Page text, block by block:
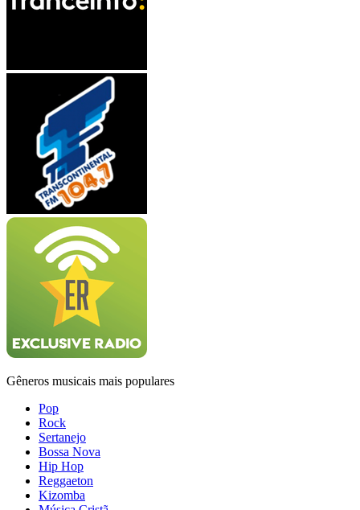
Gêneros musicais mais populares
Pop
Rock
Sertanejo
Bossa Nova
Hip Hop
Reggaeton
Kizomba